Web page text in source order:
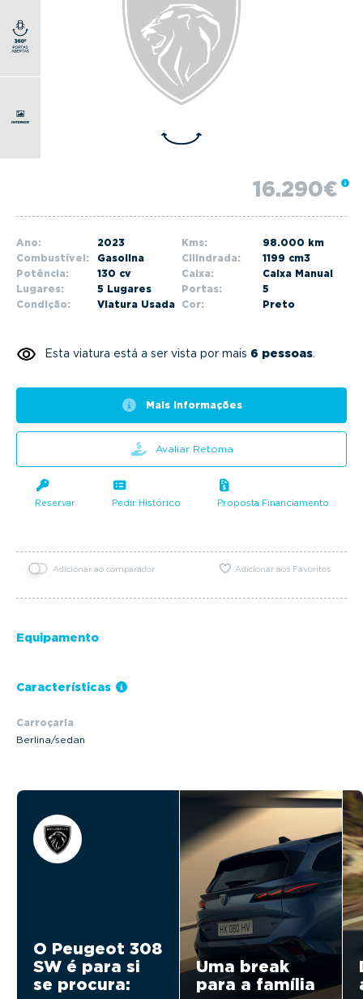
16.290€
Ano: 2023 Kms:
98.000 km
Combustível:
Gasolina Cilindrada:
1199 cm3
Potência:
130 cv Caixa:
Caixa Manual
Lugares:
5 Lugares Portas:
5
Condição:
Viatura Usada Cor: Preto
Esta viatura está a ser vista por mais 6 pessoas
Mais informações
Avaliar Retoma
Reservar Pedir Histórico Proposta Financiamento
Adicionar ao comparador Adicionar aos Favoritos
Equipamento
Características
Carroçaria
Berlina/sedan
O Peugeot 308
SW é para si
se procura:
Uma break
para a família